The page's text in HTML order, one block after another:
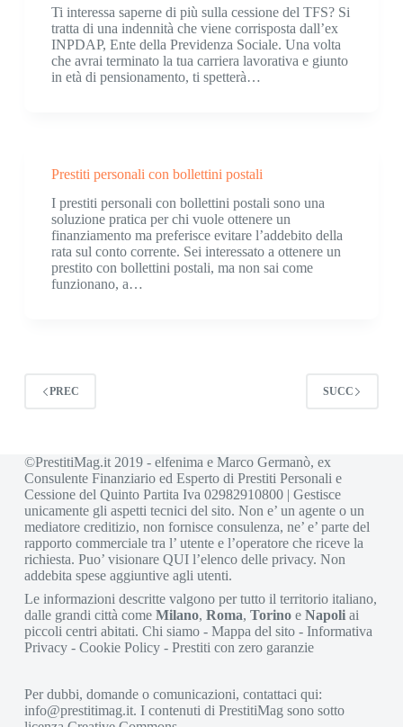
Ti interessa saperne di più sulla cessione del TFS? Si
tratta di una indennità che viene corrisposta dall’ex
INPDAP, Ente della Previdenza Sociale. Una volta
che avrai terminato la tua carriera lavorativa e giunto
in età di pensionamento, ti spetterà…
Prestiti personali con bollettini postali
I prestiti personali con bollettini postali sono una
soluzione pratica per chi vuole ottenere un
finanziamento ma preferisce evitare l’addebito della
rata sul conto corrente. Sei interessato a ottenere un
prestito con bollettini postali, ma non sai come
funzionano, a…
PREC SUCC
©PrestitiMag.it 2019 - elfenima e Marco Germanò, ex
Consulente Finanziario ed Esperto di Prestiti Personali e
Cessione del Quinto Partita Iva 02982910800 | Gestisce
unicamente gli aspetti tecnici del sito. Non e’ un agente o un
mediatore creditizio, non fornisce consulenza, ne’ e’ parte del
rapporto commerciale tra l’ utente e l’operatore che riceve la
richiesta. Puo’ visionare QUIl’elenco delle privacy. Non
addebita spese aggiuntive agli utenti.
Le informazioni descritte valgono per tutto il territorio italiano,
dalle grandi città come Milano, Roma, Torinoe Napoliai
piccoli centri abitati. Chi siamo- Mappa del sito- Informativa
Privacy- Cookie Policy- Prestiti con zero garanzie
Per dubbi, domande o comunicazioni, contattaci qui:
info@prestitimag.it. I contenuti di PrestitiMag sono sotto